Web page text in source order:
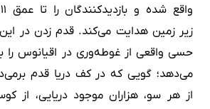
زیر زمین هدایت می‌کند. قدم زدن در این
حسی واقعی از غوطه‌وری در اقیانوس را
می‌دهد؛ گویی که در کف دریا قدم
از هر سو، هزاران موجود دریایی، از